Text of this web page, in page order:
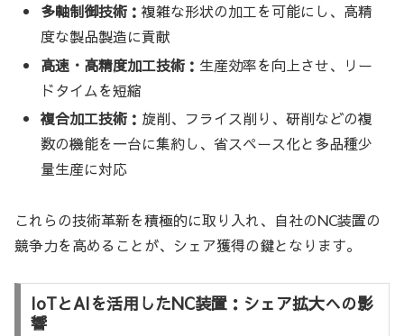
多軸制御技術：複雑な形状の加工を可能にし、高精
度な製品製造に貢献
高速・高精度加工技術： 生産効率を向上させ、リー
ドタイムを短縮
複合加工技術： 旋削、フライス削り、研削などの複
数の機能を一台に集約し、省スペース化と多品種少
量生産に対応
これらの技術革新を積極的に取り入れ、自社のNC装置の
競争力を高めることが、シェア獲得の鍵となります。
IoTとAIを活用したNC装置：シェア拡大への影
響